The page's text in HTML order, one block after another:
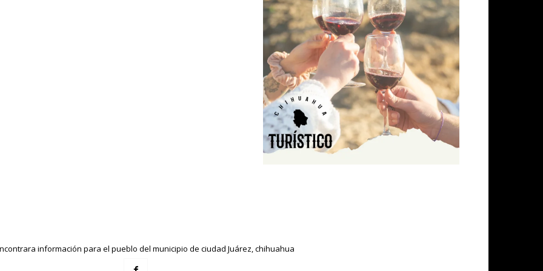
información para el pueblo del municipio de ciudad Juárez, chihuahua